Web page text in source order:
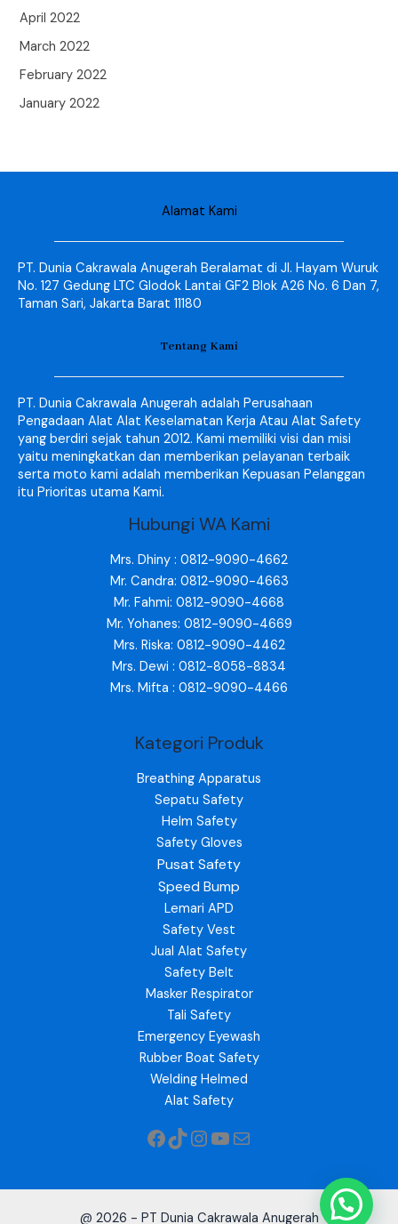
April 2022
March 2022
February 2022
January 2022
Alamat Kami
PT. Dunia Cakrawala Anugerah Beralamat di Jl. Hayam Wuruk
No. 127 Gedung LTC Glodok Lantai GF2 Blok A26 No. 6 Dan 7,
Taman Sari, Jakarta Barat 11180
Tentang Kami
PT. Dunia Cakrawala Anugerah adalah Perusahaan
Pengadaan Alat Alat Keselamatan Kerja Atau Alat Safety
yang berdiri sejak tahun 2012. Kami memiliki visi dan misi
yaitu meningkatkan dan memberikan pelayanan terbaik
serta moto kami adalah memberikan Kepuasan Pelanggan
itu Prioritas utama Kami.
Hubungi WA Kami
Mrs. Dhiny : 0812-9090-4662
Mr. Candra: 0812-9090-4663
Mr. Fahmi: 0812-9090-4668
Mr. Yohanes: 0812-9090-4669
Mrs. Riska: 0812-9090-4462
Mrs. Dewi : 0812-8058-8834
Mrs. Mifta : 0812-9090-4466
Kategori Produk
Breathing Apparatus
Sepatu Safety
Helm Safety
Safety Gloves
Pusat Safety
Speed Bump
Lemari APD
Safety Vest
Jual Alat Safety
Safety Belt
Masker Respirator
Tali Safety
Emergency Eyewash
Rubber Boat Safety
Welding Helmed
Alat Safety
@ 2026 - PT Dunia Cakrawala Anugerah